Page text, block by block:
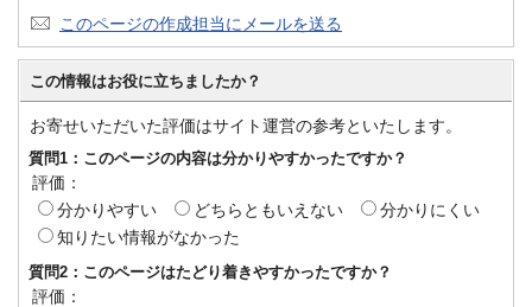
このページの作成担当にメールを送る
この情報はお役に立ちましたか？
お寄せいただいた評価はサイト運営の参考といたします。
質問1：このページの内容は分かりやすかったですか？
評価：
分かりやすい
どちらともいえない
分かりにくい
知りたい情報がなかった
質問2：このページはたどり着きやすかったですか？
評価：